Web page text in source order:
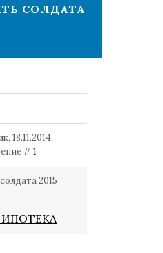
СОЛДАТА
18.11.2014,
#1
2015